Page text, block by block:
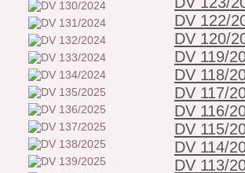
DV 122/
DV 120/
DV 119/
DV 118/
DV 117/
DV 116/
DV 115/
DV 114/
DV 113/